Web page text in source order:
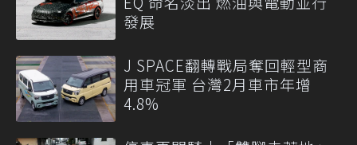
發展
J SPACE翻轉戰局奪回輕型商
用車冠軍 台灣2月車市年增
4.8%